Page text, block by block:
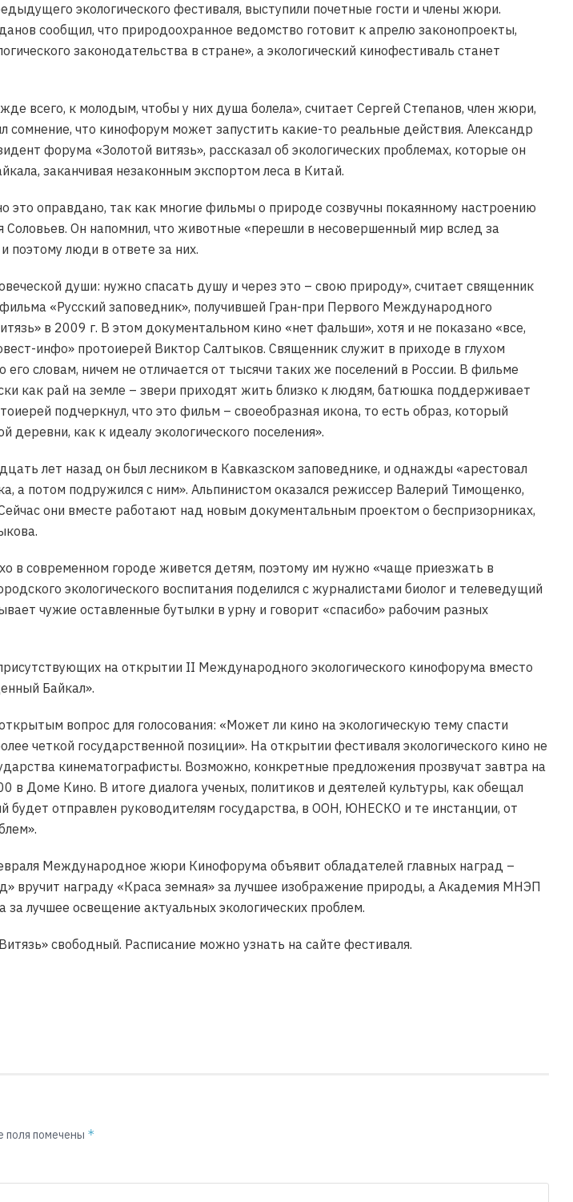
экологического фестиваля, выступили почетные гости и члены жюри.
сообщил, что природоохранное ведомство готовит к апрелю законопроекты,
законодательства в стране», а экологический кинофестиваль станет
всего, к молодым, чтобы у них душа болела», считает Сергей Степанов, член жюри,
что кинофорум может запустить какие-то реальные действия. Александр
форума «Золотой витязь», рассказал об экологических проблемах, которые он
заканчивая незаконным экспортом леса в Китай.
это оправдано, так как многие фильмы о природе созвучны покаянному настроению
Он напомнил, что животные «перешли в несовершенный мир вслед за
поэтому люди в ответе за них.
души: нужно спасать душу и через это – свою природу», считает священник
«Русский заповедник», получившей Гран-при Первого Международного
в 2009 г. В этом документальном кино «нет фальши», хотя и не показано «все,
инфо» протоиерей Виктор Салтыков. Священник служит в приходе в глухом
словам, ничем не отличается от тысячи таких же поселений в России. В фильме
как рай на земле – звери приходят жить близко к людям, батюшка поддерживает
подчеркнул, что это фильм – своеобразная икона, то есть образ, который
деревни, как к идеалу экологического поселения».
лет назад он был лесником в Кавказском заповеднике, и однажды «арестовал
а потом подружился с ним». Альпинистом оказался режиссер Валерий Тимощенко,
они вместе работают над новым документальным проектом о беспризорниках,
в современном городе живется детям, поэтому им нужно «чаще приезжать в
экологического воспитания поделился с журналистами биолог и телеведущий
чужие оставленные бутылки в урну и говорит «спасибо» рабочим разных
на открытии II Международного экологического кинофорума вместо
Байкал».
вопрос для голосования: «Может ли кино на экологическую тему спасти
четкой государственной позиции». На открытии фестиваля экологического кино не
кинематографисты. Возможно, конкретные предложения прозвучат завтра на
в Доме Кино. В итоге диалога ученых, политиков и деятелей культуры, как обещал
будет отправлен руководителям государства, в ООН, ЮНЕСКО и те инстанции, от
Международное жюри Кинофорума объявит обладателей главных наград –
вручит награду «Краса земная» за лучшее изображение природы, а Академия МНЭП
лучшее освещение актуальных экологических проблем.
свободный. Расписание можно узнать на сайте фестиваля.
поля помечены *